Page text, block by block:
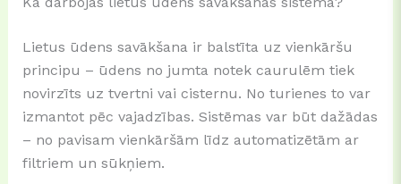
Lietus ūdens savākšana ir balstīta uz vienkāršu
principu – ūdens no jumta notek caurulēm tiek
novirzīts uz tvertni vai cisternu. No turienes to var
izmantot pēc vajadzības. Sistēmas var būt dažādas
– no pavisam vienkāršām līdz automatizētām ar
filtriem un sūkņiem.